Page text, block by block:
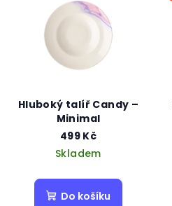
Hluboký talíř Candy –
Minimal
499 Kč
Skladem
Do košíku